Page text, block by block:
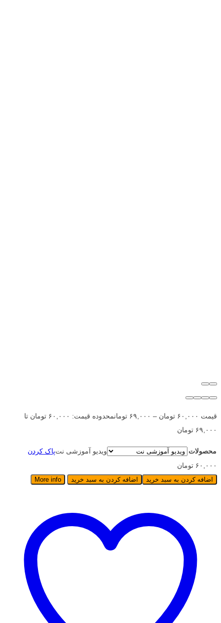
قیمت ۶۰,۰۰۰ تومان – ۶۹,۰۰۰ تومان
محدوده قیمت: ۶۰,۰۰۰ تومان تا
۶۹,۰۰۰ تومان
محصولات ویدیو آموزشی نتپاک کردن
۶۰,۰۰۰ تومان
اضافه کردن به سبد خرید اضافه کردن به سبد خرید More info